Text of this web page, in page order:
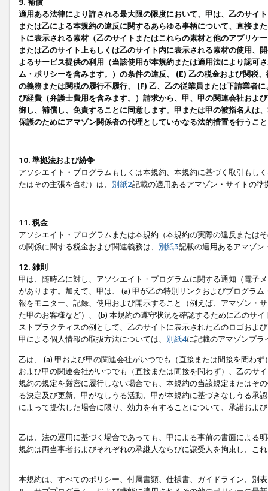
9. 補償
適用ある法律により許される最大限の限度において、甲は、乙のサイ
または乙による本規約の違反に関するあらゆる事柄について、直接ま
トに表示される素材（乙のサイトまたはこれらの素材と他のアプリ
または乙のサイト上もしくは乙のサイト内に表示される素材の使用、
よるサービス提供の利用（当該使用が本規約または適用法により認可
ム・ポリシーを含みます。）の条件の違反、 (E) 乙の税金および関税
の義務または関税の履行不履行、 (F) 乙、乙の従業員または下請業者
び経費（弁護士費用を含みます。）請求から、甲、甲の関連会社およ
御し、補償し、免責することに同意します。甲または甲の被指名人は
保護のためにアマゾン関係者の代理としていかなる法的措置を行うこ
10. 準拠法および紛争
アソシエイト・プログラムもしくは本規約、本規約に基づく取引もし
たはその主張を含む）は、 別紙2記載の適用あるアマゾン・サイトの
11. 税金
アソシエイト・プログラムまたは本規約（本規約の実際の違反または
の関係に関する税金および関連義務は、 別紙3記載の適用あるアマゾン
12. 雑則
甲は、随時乙に対し、アソシエイト・プログラムに関する通知（電子
があります。加えて、甲は、 (a) 甲が乙の特別リンクおよびプログラ
報をモニター、記録、使用および開示すること（例えば、アマゾン・
た甲のお客様など）、 (b) 本規約の遵守状況を確認するために乙のサ
ストプラクティスの例として、乙のサイトに表示された乙のロゴおよ
甲による個人情報の取扱方法については、 別紙4に記載のアマゾンプ
乙は、 (a) 甲および甲の関連会社がいつでも（直接または間接を問わ
および甲の関連会社がいつでも（直接または間接を問わず）、乙のサ
規約の規定を厳密に履行しない場合でも、本規約の当該規定またはそ
る決定及び更新、甲がなしうる活動、甲が本規約に基づきなしうる承
によって提供した場合に限り、効力を有することについて、承諾およ
乙は、法の運用に基づく場合であっても、甲による事前の書面による
規約は両当事者およびそれぞれの承継人ならびに譲受人を拘束し、こ
本規約は、すべてのポリシー、付属書類、仕様書、ガイドライン、別